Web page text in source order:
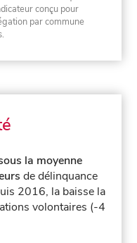
conçu pour
par commune
la moyenne
de délinquance
2016, la baisse la
volontaires (-4